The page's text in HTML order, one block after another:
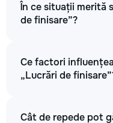
În ce situații merită
de finisare”?
Ce factori
„Lucrări de
Cât de repede pot